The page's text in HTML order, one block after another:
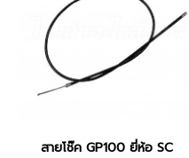
สายโช๊ค GP100 ยี่ห้อ SC